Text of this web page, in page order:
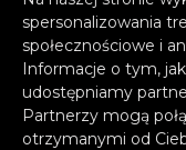
spersonalizowania
społecznościowe i
Informacje o tym,
udostępniamy
Partnerzy mogą
otrzymanymi od
który niesie